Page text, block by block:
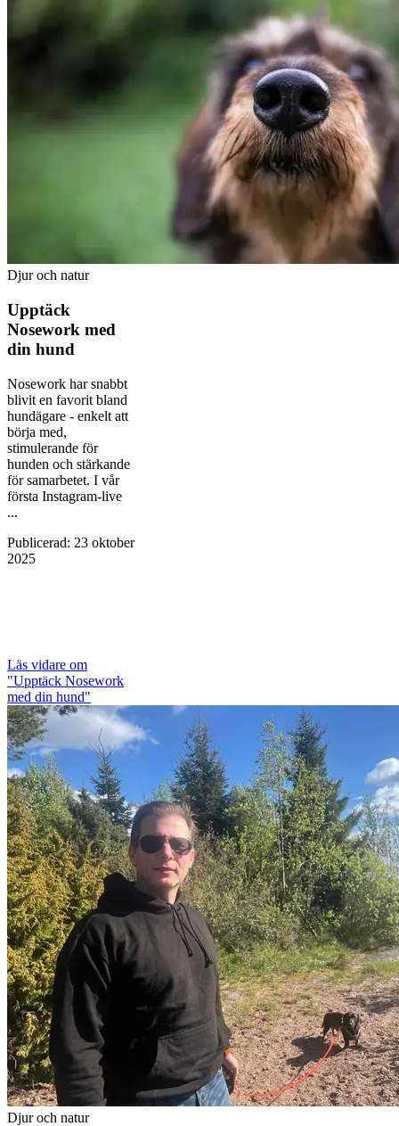
Djur och natur
Upptäck
Nosework med
din hund
Nosework har snabbt
blivit en favorit bland
hundägare - enkelt att
börja med,
stimulerande för
hunden och stärkande
för samarbetet. I vår
första Instagram-live
...
Publicerad: 23 oktober
2025
Läs vidare om
"Upptäck Nosework
med din hund"
Djur och natur